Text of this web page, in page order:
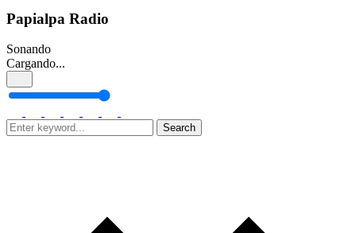
Papialpa Radio
Sonando
Cargando...
Search